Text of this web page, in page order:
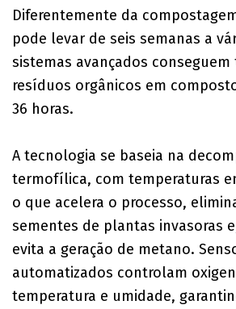
Diferentemente da
pode levar de seis semanas a
sistemas avançados
resíduos orgânicos em
36 horas.
A tecnologia se baseia na
termofílica, com temperaturas
o que acelera o processo,
sementes de plantas invasoras
evita a geração de metano.
automatizados controlam
temperatura e umidade,